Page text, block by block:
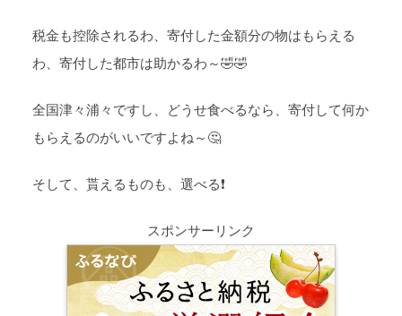
税金も控除されるわ、寄付した金額分の物はもらえる
わ、寄付した都市は助かるわ～🤣🤣
全国津々浦々ですし、どうせ食べるなら、寄付して何か
もらえるのがいいですよね～🤔
そして、貰えるものも、選べる❗
スポンサーリンク